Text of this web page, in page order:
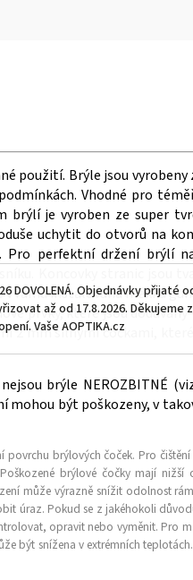
DOVOLENÁ. Objednávky přijaté
až od 17.8.2026. Děkujeme
Vaše AOPTIKA.cz
použití. Brýle jsou
Vhodné pro
brýlí je vyroben ze super
uchytit do otvorů na
perfektní držení brýlí
Koncovky stranic jsou
rámu instalovaná měkká
prvky, které jsou
2 mm silnými čočkami,
brýle NEROZBITNÉ
mohou být poškozeny, v
povrchu brýlových čoček. Pro
brýlové čočky mají
může výrazně snížit odolnost
úraz. Pokud se z jakéhokoli
opravit nebo vyměnit. Pro
být snížena v extrémních